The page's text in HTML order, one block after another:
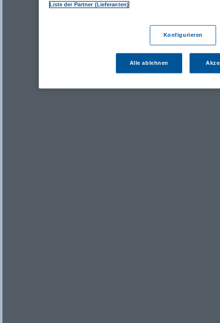
Liste der Partner (Lieferanten)
Konfigurieren
Alle ablehnen